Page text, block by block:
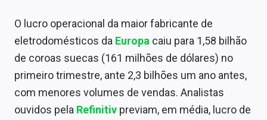
Sobre
Expediente
Contato
O lucro operacional da maior fabricante de
eletrodomésticos da Europa caiu para 1,58 bilhão
de coroas suecas (161 milhões de dólares) no
primeiro trimestre, ante 2,3 bilhões um ano antes,
com menores volumes de vendas. Analistas
ouvidos pela Refinitiv previam, em média, lucro de